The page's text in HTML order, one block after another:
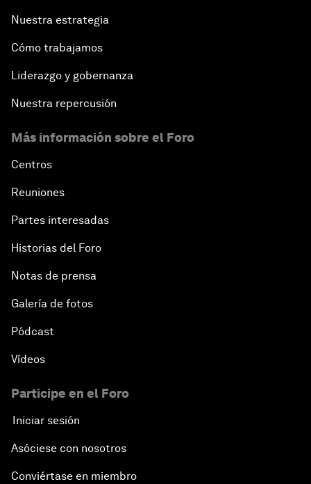
Nuestra estrategia
Cómo trabajamos
Liderazgo y gobernanza
Nuestra repercusión
Más información sobre el Foro
Centros
Reuniones
Partes interesadas
Historias del Foro
Notas de prensa
Galería de fotos
Pódcast
Vídeos
Participe en el Foro
Iniciar sesión
Asóciese con nosotros
Conviértase en miembro